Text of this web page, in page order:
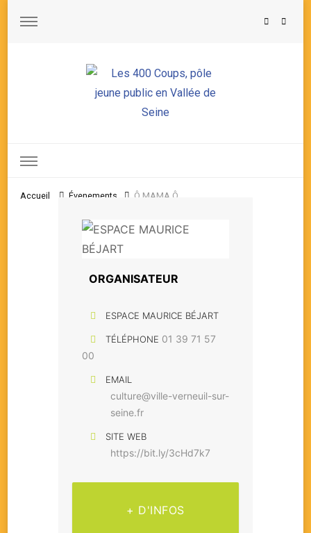
Accueil Évenements Ô MAMA Ô
ORGANISATEUR
ESPACE MAURICE BÉJART
TÉLÉPHONE 01 39 71 57
00
EMAIL
culture@ville-verneuil-sur-
seine.fr
SITE WEB
https://bit.ly/3cHd7k7
+ D'INFOS